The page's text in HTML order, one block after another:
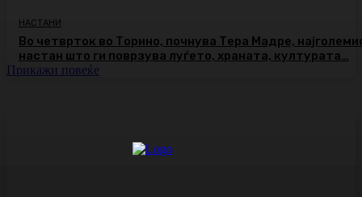
НАСТАНИ
Во четврток во Торино, почнува Тера Мадре,
настан што ги поврзува луѓето, храната, културата…
Прикажи повеќе